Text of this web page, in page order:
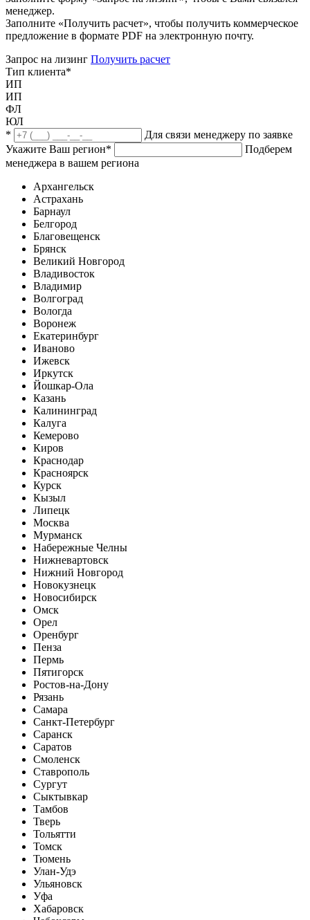
менеджер.
Заполните «Получить расчет», чтобы получить коммерческое
предложение в формате PDF на электронную почту.
Запрос на лизинг Получить расчет
Тип клиента*
ИП
ИП
ФЛ
ЮЛ
*
Для связи менеджеру по заявке
Укажите Ваш регион*
Подберем
менеджера в вашем региона
Архангельск
Астрахань
Барнаул
Белгород
Благовещенск
Брянск
Великий Новгород
Владивосток
Владимир
Волгоград
Вологда
Воронеж
Екатеринбург
Иваново
Ижевск
Иркутск
Йошкар-Ола
Казань
Калининград
Калуга
Кемерово
Киров
Краснодар
Красноярск
Курск
Кызыл
Липецк
Москва
Мурманск
Набережные Челны
Нижневартовск
Нижний Новгород
Новокузнецк
Новосибирск
Омск
Орел
Оренбург
Пенза
Пермь
Пятигорск
Ростов-на-Дону
Рязань
Самара
Санкт-Петербург
Саранск
Саратов
Смоленск
Ставрополь
Сургут
Сыктывкар
Тамбов
Тверь
Тольятти
Томск
Тюмень
Улан-Удэ
Ульяновск
Уфа
Хабаровск